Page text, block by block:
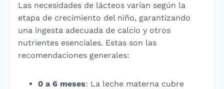
Las necesidades de lácteos varían según la
etapa de crecimiento del niño, garantizando
una ingesta adecuada de calcio y otros
nutrientes esenciales. Estas son las
recomendaciones generales:
0 a 6 meses: La leche materna cubre